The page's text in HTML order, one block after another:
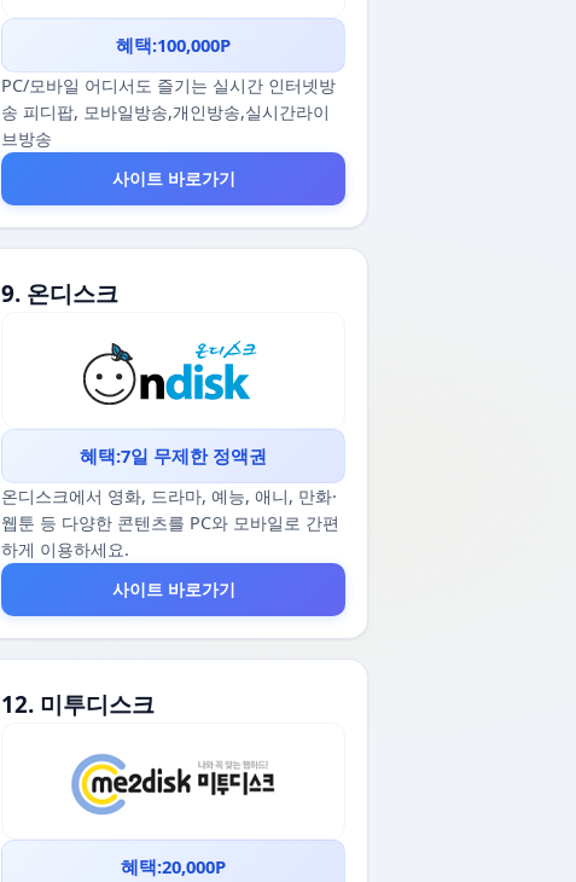
혜택:100,000P
PC/모바일 어디서도 즐기는 실시간 인터넷방
송 피디팝, 모바일방송,개인방송,실시간라이
브방송
사이트 바로가기
9. 온디스크
혜택:7일 무제한 정액권
온디스크에서 영화, 드라마, 예능, 애니, 만화·
웹툰 등 다양한 콘텐츠를 PC와 모바일로 간편
하게 이용하세요.
사이트 바로가기
12. 미투디스크
혜택:20,000P